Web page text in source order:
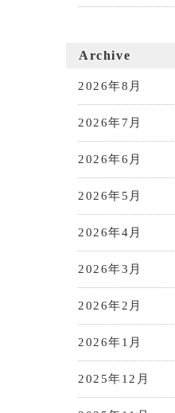
Archive
2026年8月
2026年7月
2026年6月
2026年5月
2026年4月
2026年3月
2026年2月
2026年1月
2025年12月